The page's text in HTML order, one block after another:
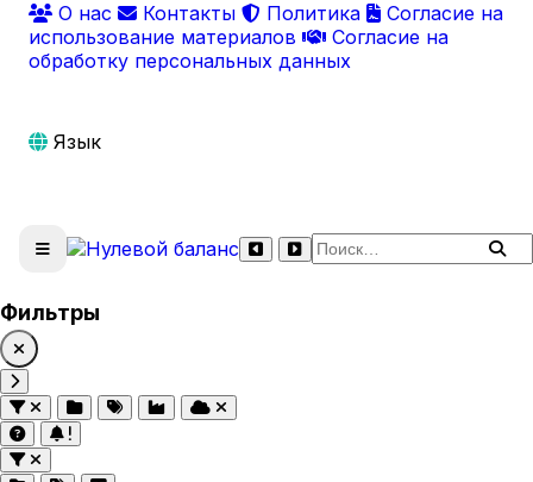
О нас
Контакты Политика
Согласие на
использование материалов
Согласие на
обработку персональных данных
Язык
Поиск по сайту
Фильтры